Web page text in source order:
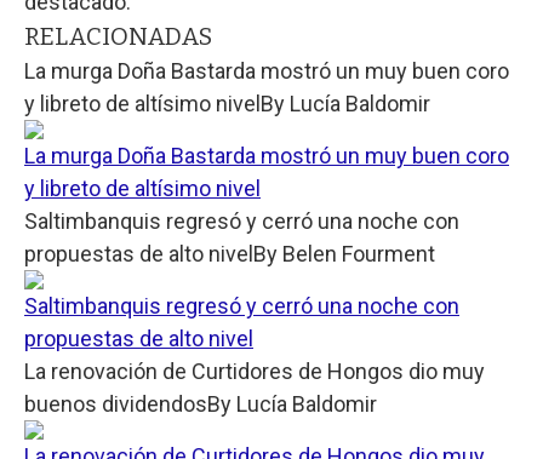
RELACIONADAS
La murga Doña Bastarda mostró un muy buen coro
y libreto de altísimo nivel By Lucía Baldomir
La murga Doña Bastarda mostró un muy buen coro
y libreto de altísimo nivel
Saltimbanquis regresó y cerró una noche con
propuestas de alto nivel By Belen Fourment
Saltimbanquis regresó y cerró una noche con
propuestas de alto nivel
La renovación de Curtidores de Hongos dio muy
buenos dividendosBy Lucía Baldomir